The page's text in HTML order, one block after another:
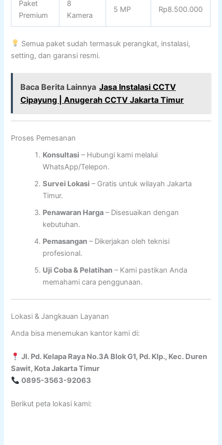
Paket
Premium
8
Kamera
5 MP Rp8.500.000
Semua paket sudah termasuk perangkat, instalasi,
setting, dan garansi resmi.
Baca Berita Lainnya Jasa Instalasi CCTV
Cipayung | Anugerah CCTV Jakarta Timur
Proses Pemesanan
Konsultasi – Hubungi kami melalui
WhatsApp/Telepon.
Survei Lokasi – Gratis untuk wilayah Jakarta
Timur.
Penawaran Harga – Disesuaikan dengan
kebutuhan.
Pemasangan – Dikerjakan oleh teknisi
profesional.
Uji Coba & Pelatihan – Kami pastikan Anda
memahami cara penggunaan.
Lokasi & Jangkauan Layanan
Anda bisa menemukan kantor kami di:
Jl. Pd. Kelapa Raya No.3A Blok G1, Pd. Klp., Kec. Duren
Sawit, Kota Jakarta Timur
0895-3563-92063
Berikut peta lokasi kami: